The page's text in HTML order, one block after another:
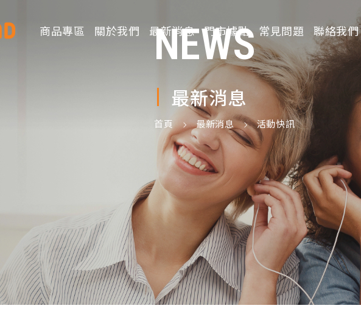
請選擇分類
商品專區 關於我們 最新消息 門市據點 常見問題 聯絡我們
NEWS
最新消息
首頁 最新消息 活動快訊